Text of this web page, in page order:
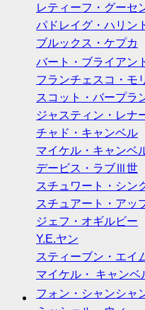
レティーフ・グーセ
パドレイグ・ハリン
ブルックス・ケプカ
バート・ブライアン
フランチェスコ・モ
スコット・バープラ
ジャスティン・レナ
チャド・キャンベル
マイケル・キャンベ
デービス・ラブⅢ世
スチュワート・シン
スチュアート・アッ
ジェフ・オギルビー
Y.E.ヤン
スティーブン・エイ
マイケル・ キャンベ
フォン・シャンシャ